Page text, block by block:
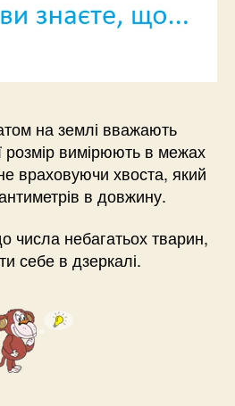
на землі вважають
розмір вимірюють в межах
враховуючи хвоста, який
в довжину.
числа небагатьох тварин,
себе в дзеркалі.